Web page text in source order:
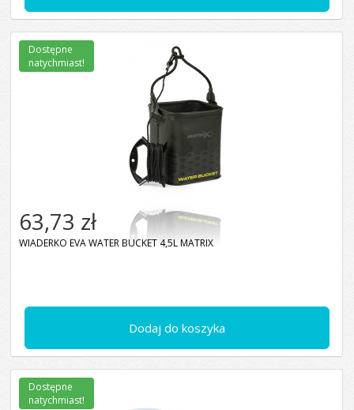
Dodaj do koszyka
63,73 zł
WIADERKO EVA WATER BUCKET 4,5L MATRIX
Dostępne
natychmiast!
Dostępne
natychmiast!